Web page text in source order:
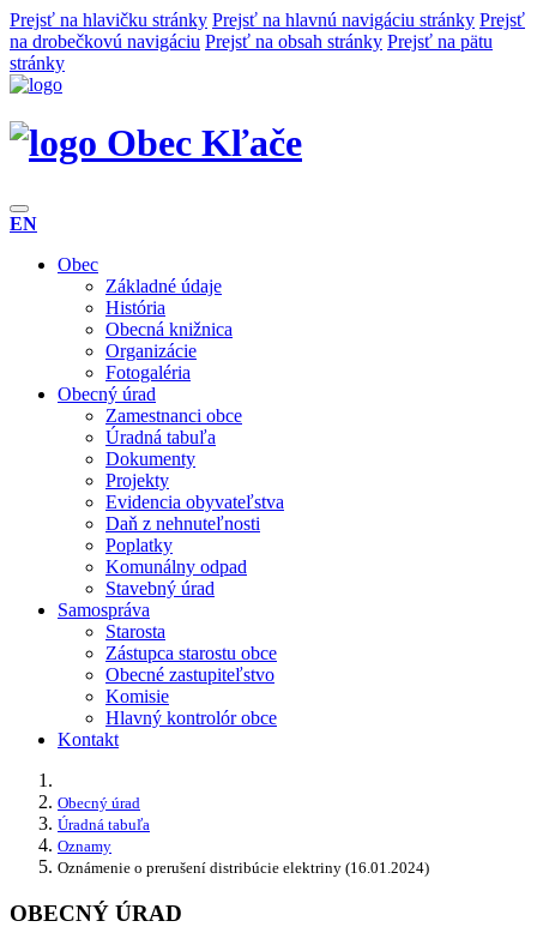
Prejsť na hlavičku stránky Prejsť na hlavnú navigáciu stránky Prejsť
na drobečkovú navigáciu Prejsť na obsah stránky Prejsť na pätu
stránky
Obec Kľače
EN
Obec
Základné údaje
História
Obecná knižnica
Organizácie
Fotogaléria
Obecný úrad
Zamestnanci obce
Úradná tabuľa
Dokumenty
Projekty
Evidencia obyvateľstva
Daň z nehnuteľnosti
Poplatky
Komunálny odpad
Stavebný úrad
Samospráva
Starosta
Zástupca starostu obce
Obecné zastupiteľstvo
Komisie
Hlavný kontrolór obce
Kontakt
Obecný úrad
Úradná tabuľa
Oznamy
Oznámenie o prerušení distribúcie elektriny (16.01.2024)
OBECNÝ ÚRAD